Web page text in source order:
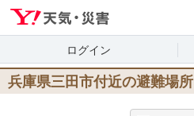
ログイン
兵庫県三田市付近の避難場所